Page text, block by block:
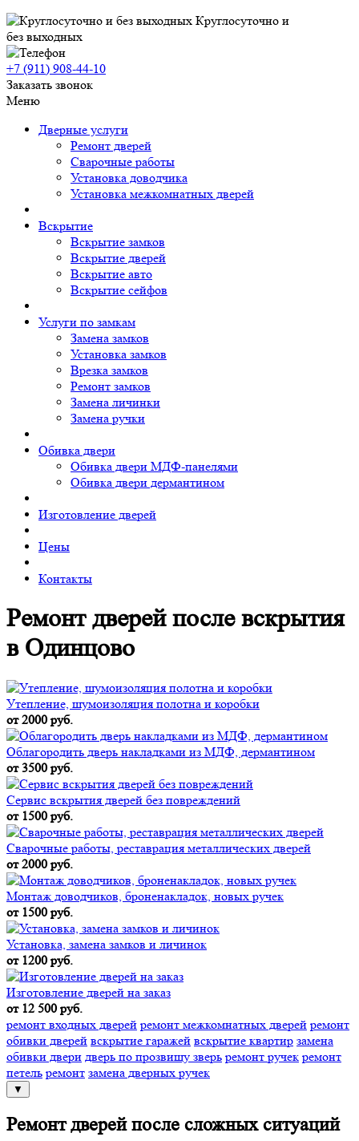
Круглосуточно и
без выходных
+7 (911) 908-44-10
Заказать звонок
Меню
Дверные услуги
Ремонт дверей
Сварочные работы
Установка доводчика
Установка межкомнатных дверей
Вскрытие
Вскрытие замков
Вскрытие дверей
Вскрытие авто
Вскрытие сейфов
Услуги по замкам
Замена замков
Установка замков
Врезка замков
Ремонт замков
Замена личинки
Замена ручки
Обивка двери
Обивка двери МДФ-панелями
Обивка двери дермантином
Изготовление дверей
Цены
Контакты
Ремонт дверей после вскрытия
в Одинцово
Утепление, шумоизоляция полотна и коробки
от 2000 руб.
Облагородить дверь накладками из МДФ, дермантином
от 3500 руб.
Сервис вскрытия дверей без повреждений
от 1500 руб.
Сварочные работы, реставрация металлических дверей
от 2000 руб.
Монтаж доводчиков, броненакладок, новых ручек
от 1500 руб.
Установка, замена замков и личинок
от 1200 руб.
Изготовление дверей на заказ
от 12 500 руб.
ремонт входных дверей ремонт межкомнатных дверей ремонт
обивки дверей вскрытие гаражей вскрытие квартир замена
обивки двери дверь по прозвищу зверь ремонт ручек ремонт
петель ремонт замена дверных ручек
▼
Ремонт дверей после сложных ситуаций